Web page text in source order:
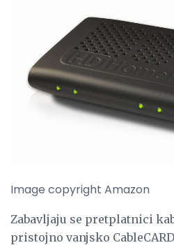
Image copyright Amazon
Zabavljaju se pretplatnici
pristojno vanjsko